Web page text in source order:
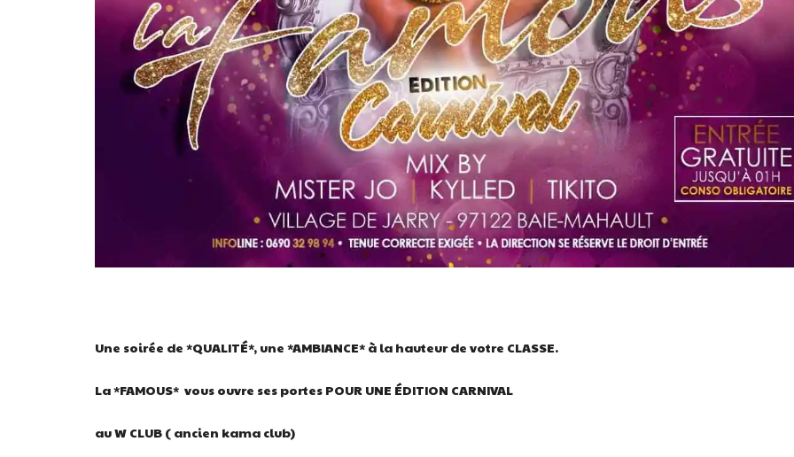
Une soirée de *QUALITÉ*, une *AMBIANCE* à la hauteur de votre CLASSE.
La *FAMOUS* vous ouvre ses portes POUR UNE ÉDITION CARNIVAL
au W CLUB ( ancien kama club)